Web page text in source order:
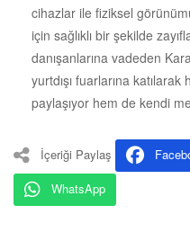
cihazlar ile fiziksel
için sağlıklı bir şekilde
danışanlarına vadeden
yurtdışı fuarlarına katılarak
paylaşıyor hem de kendi
İçeriği Paylaş
WhatsApp